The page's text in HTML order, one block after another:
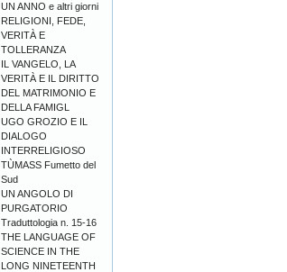
UN ANNO e altri giorni
RELIGIONI, FEDE,
VERITÀ E
TOLLERANZA
IL VANGELO, LA
VERITÀ E IL DIRITTO
DEL MATRIMONIO E
DELLA FAMIGL
UGO GROZIO E IL
DIALOGO
INTERRELIGIOSO
TÙMASS Fumetto del
Sud
UN ANGOLO DI
PURGATORIO
Traduttologia n. 15-16
THE LANGUAGE OF
SCIENCE IN THE
LONG NINETEENTH